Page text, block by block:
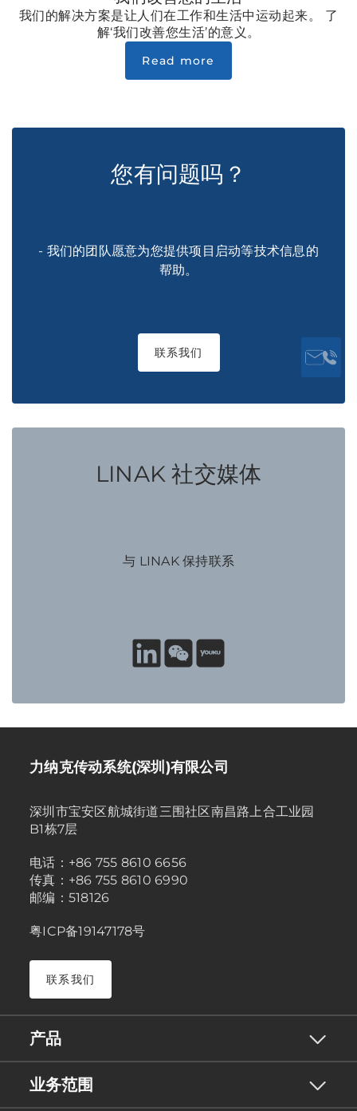
我们的解决方案是让人们在工作和生活中运动起来。 了
解‘我们改善您生活’的意义。
Read more
您有问题吗？
- 我们的团队愿意为您提供项目启动等技术信息的
帮助。
联系我们
LINAK 社交媒体
与 LINAK 保持联系
力纳克传动系统(深圳)有限公司
深圳市宝安区航城街道三围社区南昌路上合工业园
B1栋7层
电话：+86 755 8610 6656
传真：+86 755 8610 6990
邮编：518126
粤ICP备19147178号
联系我们
产品
业务范围